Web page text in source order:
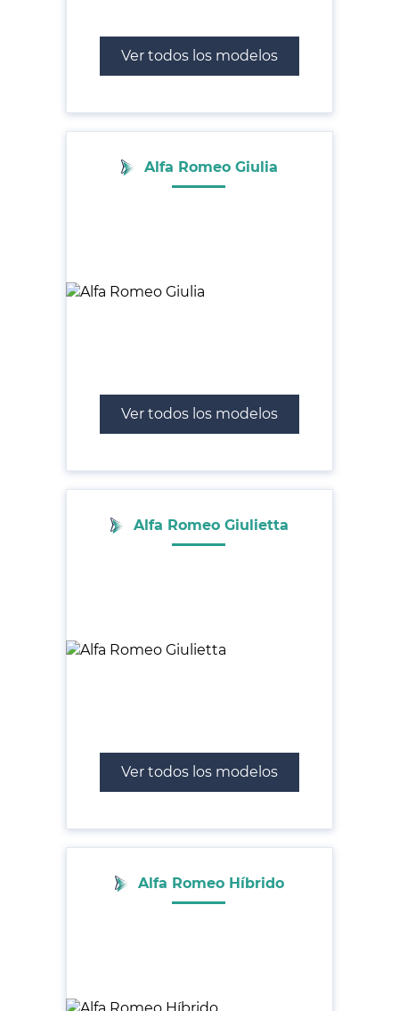
Ver todos los modelos
Alfa Romeo Giulia
Ver todos los modelos
Alfa Romeo Giulietta
Ver todos los modelos
Alfa Romeo Híbrido